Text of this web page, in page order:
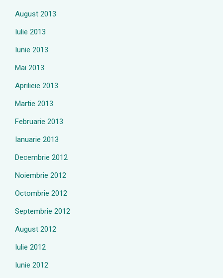
August 2013
Iulie 2013
Iunie 2013
Mai 2013
Aprilieie 2013
Martie 2013
Februarie 2013
Ianuarie 2013
Decembrie 2012
Noiembrie 2012
Octombrie 2012
Septembrie 2012
August 2012
Iulie 2012
Iunie 2012